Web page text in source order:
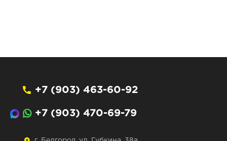
+7 (903) 463-60-92
+7 (903) 470-69-79